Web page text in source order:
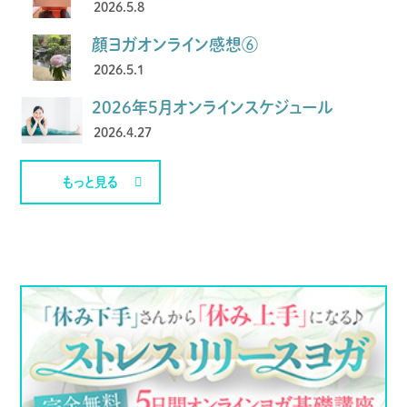
2026.5.8
顔ヨガオンライン感想⑥
2026.5.1
2026年5月オンラインスケジュール
2026.4.27
もっと見る